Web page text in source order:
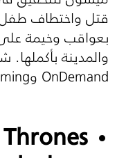
قتل واختطاف
بعواقب وخيمة
والمدينة
OnDemand و